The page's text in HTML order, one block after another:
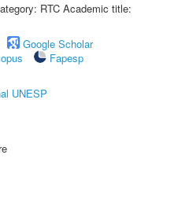
RTC Academic title:
Google Scholar
Fapesp
UNESP